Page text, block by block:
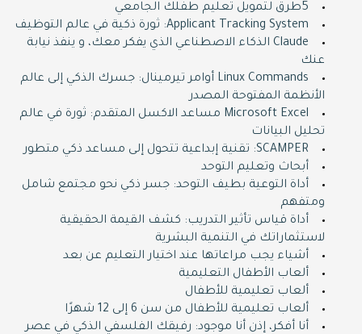
5طرق لتمويل تعليم طفلك الجامعي
Applicant Tracking System: ثورة ذكية في عالم التوظيف
Claude الذكاء الاصطناعي الذي يفكر معك، و ينفذ نيابة
عنك
Linux Commands أوامر تيرمينال: جسرك الذكي إلى عالم
الأنظمة المفتوحة المصدر
Microsoft Excel مساعد الاكسل المتقدم: ثورة في عالم
تحليل البيانات
SCAMPER: تقنية إبداعية تتحول إلى مساعد ذكي متطور
أبحاث وتعليم التوحد
أداة التوعية بطيف التوحد: جسر ذكي نحو مجتمع شامل
ومتفهم
أداة قياس تأثير التدريب: كشف القيمة الحقيقية
لاستثماراتك في التنمية البشرية
أشياء يجب مراعاتها عند اختيار التعليم عن بعد
ألعاب الأطفال التعليمية
ألعاب تعليمية للأطفال
ألعاب تعليمية للأطفال من سن 6 إلى 12 شهرًا
أنا أفكر، إذن أنا موجود: رفيقك الفلسفي الذكي في عصر